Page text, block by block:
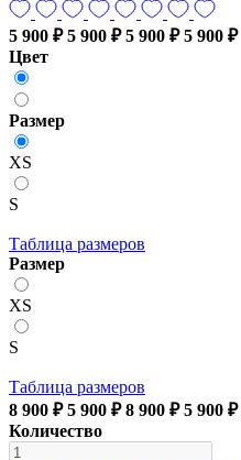
5 900 ₽ 5 900 ₽ 5 900 ₽ 5 900 ₽
Цвет
Размер
XS
S
Таблица размеров
Размер
XS
S
Таблица размеров
8 900 ₽ 5 900 ₽ 8 900 ₽ 5 900 ₽
Количество